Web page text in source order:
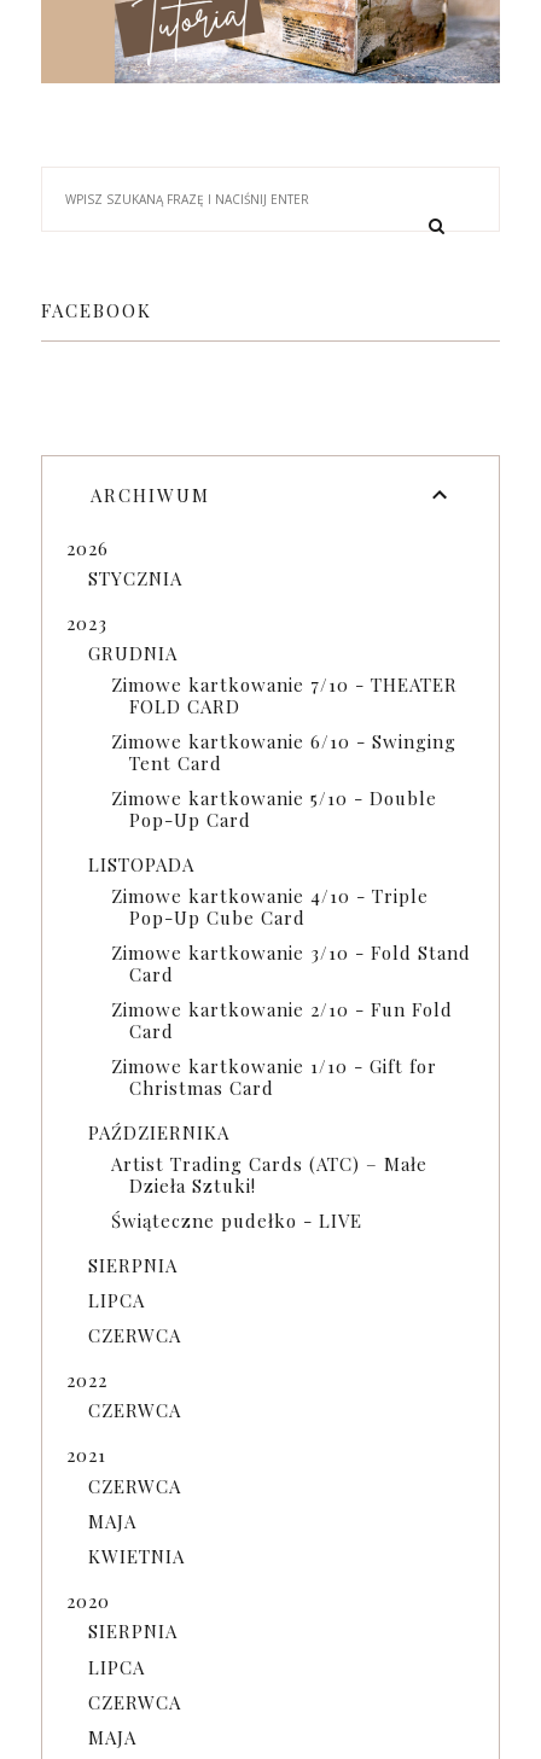
FACEBOOK
ARCHIWUM
2026
STYCZNIA
2023
GRUDNIA
Zimowe kartkowanie 7/10 - THEATER
FOLD CARD
Zimowe kartkowanie 6/10 - Swinging
Tent Card
Zimowe kartkowanie 5/10 - Double
Pop-Up Card
LISTOPADA
Zimowe kartkowanie 4/10 - Triple
Pop-Up Cube Card
Zimowe kartkowanie 3/10 - Fold Stand
Card
Zimowe kartkowanie 2/10 - Fun Fold
Card
Zimowe kartkowanie 1/10 - Gift for
Christmas Card
PAŹDZIERNIKA
Artist Trading Cards (ATC) – Małe
Dzieła Sztuki!
Świąteczne pudełko - LIVE
SIERPNIA
LIPCA
CZERWCA
2022
CZERWCA
2021
CZERWCA
MAJA
KWIETNIA
2020
SIERPNIA
LIPCA
CZERWCA
MAJA